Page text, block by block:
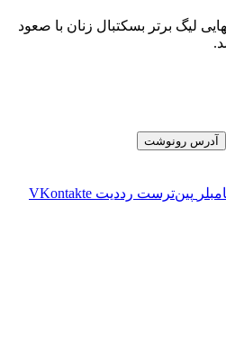
لیگ برتر بسکتبال زنان با صعود
آدرس رونوشت
‫پین‌ترست ‫رددیت ‫VKontakte